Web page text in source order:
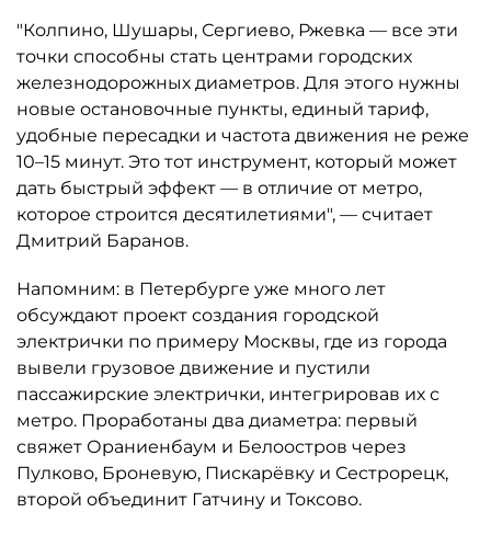
"Колпино, Шушары, Сергиево, Ржевка — все эти
точки способны стать центрами городских
железнодорожных диаметров. Для этого нужны
новые остановочные пункты, единый тариф,
удобные пересадки и частота движения не реже
10–15 минут. Это тот инструмент, который может
дать быстрый эффект — в отличие от метро,
которое строится десятилетиями", — считает
Дмитрий Баранов.
Напомним: в Петербурге уже много лет
обсуждают проект создания городской
электрички по примеру Москвы, где из города
вывели грузовое движение и пустили
пассажирские электрички, интегрировав их с
метро. Проработаны два диаметра: первый
свяжет Ораниенбаум и Белоостров через
Пулково, Броневую, Пискарёвку и Сестрорецк,
второй объединит Гатчину и Токсово.